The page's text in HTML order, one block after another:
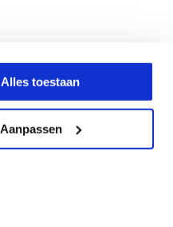
Alles toestaan
Aanpassen